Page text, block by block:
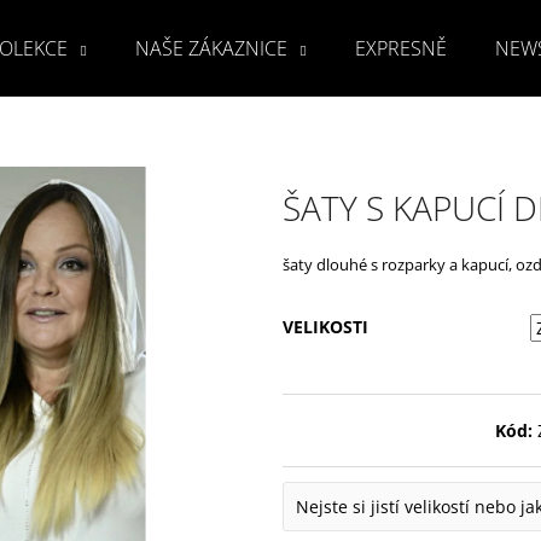
NAŠE ZÁKAZNICE EXPRESNĚ
ŠATY S KAPUCÍ
šaty dlouhé s rozparky a kapucí,
VELIKOSTI
Kód:
Nejste si jistí velikostí nebo
Doporučujeme